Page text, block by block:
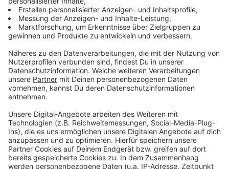
Weitere Meldungen aus Leverkusen
Anzeige
Bayer Leverkusen steht im Europa League-Halbfinale!
Verfassungsschutz beobachtet Aufbruch Leverkusen
Leverkusen: Ophovener Weiher soll kleiner werden
Anzeige